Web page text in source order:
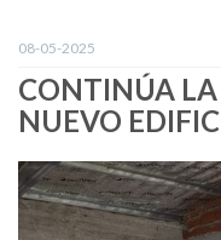
08-05-2025
CONTINÚA
NUEVO